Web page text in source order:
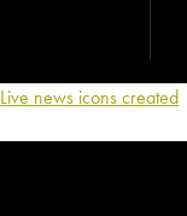
Live news icons created